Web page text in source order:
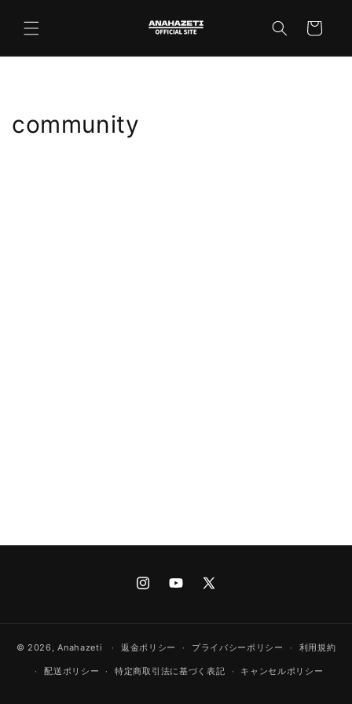
進む
ー
community
InstagramYouTube
X
© 2026,Anahazeti 返金ポリシー プライバシーポリシー 利用規約
配送ポリシー 特定商取引法に基づく表記 キャンセルポリシー